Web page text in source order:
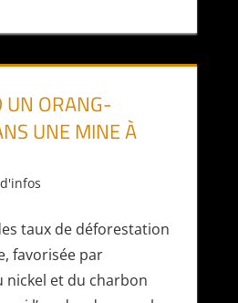
UN ORANG-
UNE MINE À
taux de déforestation
favorisée par
nickel et du charbon